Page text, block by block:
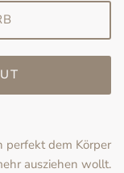
perfekt dem Körper
ausziehen wollt.